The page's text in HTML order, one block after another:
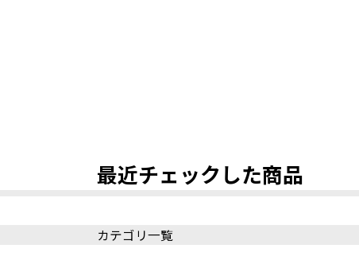
最近チェックした商品
カテゴリ一覧